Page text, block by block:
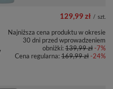
129,99 zł / szt.
Najniższa cena produktu w okresie
30 dni przed wprowadzeniem
obniżki:139,99 zł-7%
Cena regularna:169,99 zł-24%